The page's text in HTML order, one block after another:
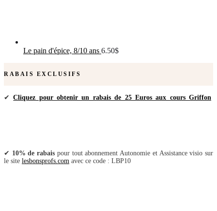
Le pain d'épice, 8/10 ans 6.50$
RABAIS EXCLUSIFS
✔Cliquez pour obtenir un rabais de 25 Euros aux cours Griffon
✔ 10% de rabais pour tout abonnement Autonomie et Assistance visio sur
le site lesbonsprofs.com avec ce code : LBP10